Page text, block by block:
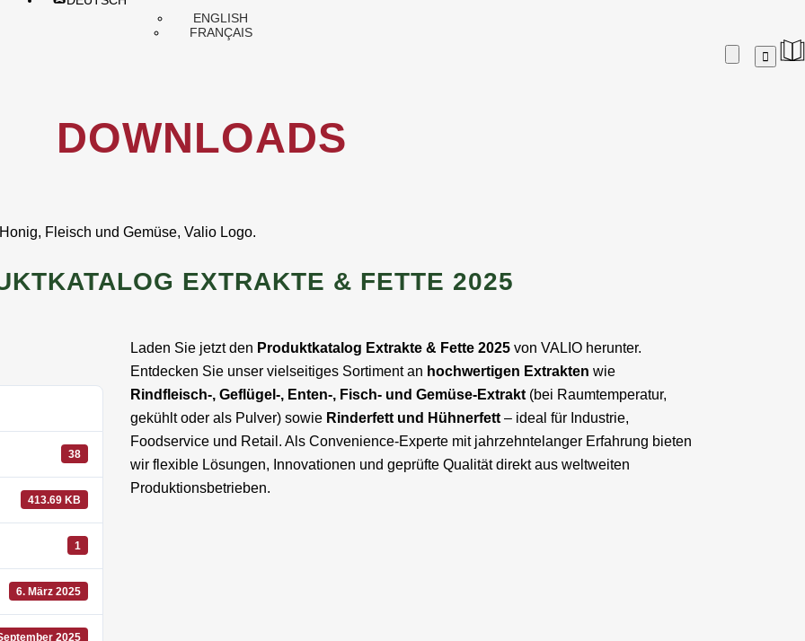
ENGLISH
FRANÇAIS
DOWNLOADS
EXTRAKTE & FETTE 2025
38
413.69 KB
1
6. März 2025
2025
Laden Sie jetzt den Produktkatalog Extrakte & Fette 2025von VALIO herunter.
Entdecken Sie unser vielseitiges Sortiment an hochwertigen Extrakten wie
Rindfleisch-, Geflügel-, Enten-, Fisch- und Gemüse-Extrakt(bei Raumtemperatur,
gekühlt oder als Pulver) sowie Rinderfett und Hühnerfett– ideal für Industrie,
Foodservice und Retail. Als Convenience-Experte mit jahrzehntelanger Erfahrung bieten
wir flexible Lösungen, Innovationen und geprüfte Qualität direkt aus weltweiten
Produktionsbetrieben.